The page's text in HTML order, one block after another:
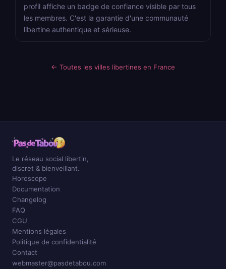
profil affiche un badge de confiance visible par tous
les membres. C'est la garantie d'une communauté
libertine authentique et sérieuse.
← Toutes les villes libertines en France
Le réseau social libertin,
discret & bienveillant.
Horoscope
Documentation
Changelog
FAQ
CGU
Mentions légales
Politique de confidentialité
Contact
webmaster@pasdetabou.com